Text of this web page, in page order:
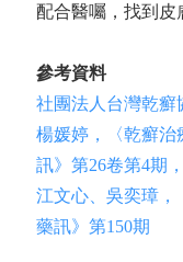
配合醫囑，找到皮
參考資料
社團法人台灣乾癬
楊媛婷，〈乾癬治
訊》第26卷第4期
江文心、吳奕璋，
藥訊》第150期